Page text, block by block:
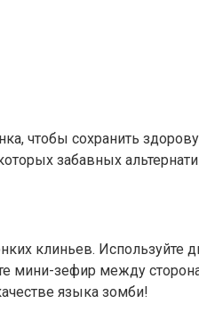
чтобы сохранить
забавных
клиньев. Используйте
мини-зефир между
языка зомби!